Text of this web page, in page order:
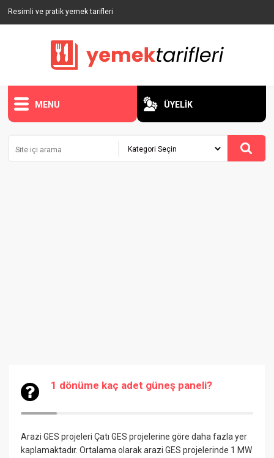
Resimli ve pratik yemek tarifleri
MENU ÜYELİK
1 dönüme kaç adet güneş paneli?
Arazi GES projeleri Çatı GES projelerine göre daha fazla yer
kaplamaktadır. Ortalama olarak arazi GES projelerinde 1 MW